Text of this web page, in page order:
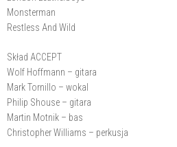
Monsterman
Restless And Wild
Skład ACCEPT
Wolf Hoffmann – gitara
Mark Tornillo – wokal
Philip Shouse – gitara
Martin Motnik – bas
Christopher Williams – perkusja